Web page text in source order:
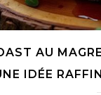
AU
IDÉE